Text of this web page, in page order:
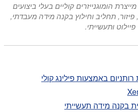
Hielscher Ultrasonics מייצרת הומוגנייזרים קוליים בעלי ביצועים
פיזור, תחליב וחילוץ בקנה מידה מעבדתי,
פיילוט ותעשייתי.
באמצעות פילינג קולי
בקנה מידה תעשייתי